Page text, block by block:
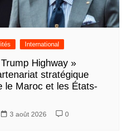
International
Highway »
stratégique
le Maroc et les États-
3 août 2026 0